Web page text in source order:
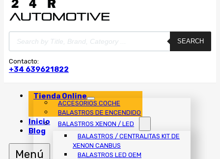
Búsqueda
de
productos
SEARCH
Contacto:
+34 639621822
Tienda Online
ACCESORIOS COCHE
BALASTROS DE ENCENDIDO
BALASTROS XENON / LED
BALASTROS / CENTRALITAS KIT DE
XENON CANBUS
BALASTROS LED OEM
Inicio
Blog